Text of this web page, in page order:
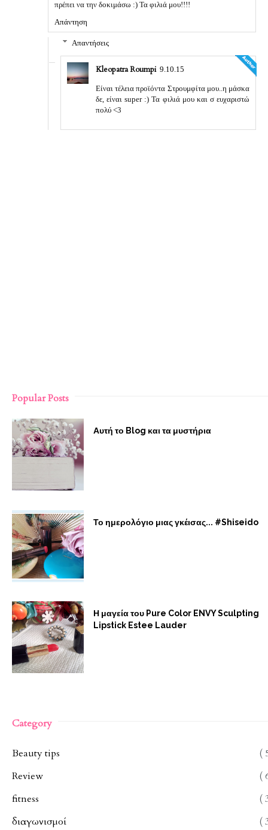
πρέπει να την δοκιμάσω :) Τα φιλιά μου!!!!
Απάντηση
Απαντήσεις
Kleopatra Roumpi 9.10.15
Είναι τέλεια προϊόντα Στρουμφίτα μου..η μάσκα
δε, είναι super :) Τα φιλιά μου και σ ευχαριστώ
πολύ <3
Popular Posts
Αυτή το Blog και τα μυστήρια
Το ημερολόγιο μιας γκέισας... #Shiseido
Η μαγεία του Pure Color ENVY Sculpting
Lipstick Estee Lauder
Category
Beauty tips
(
Review
(
fitness
(
διαγωνισμοί
(